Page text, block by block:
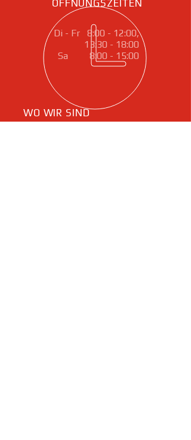
ÖFFNUNGSZEITEN
Di - Fr 8:00 - 12:00,
13:30 - 18:00
Sa 8:00 - 15:00
WO WIR SIND